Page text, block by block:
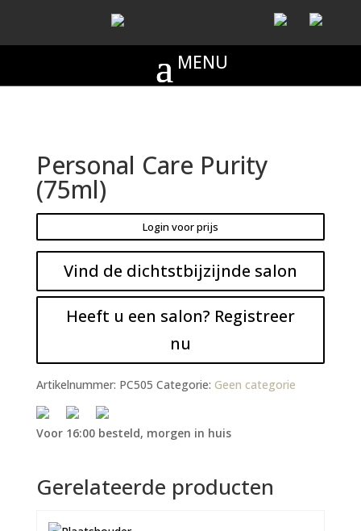
Personal Care Purity
(75ml)
Login voor prijs
Vind de dichtstbijzijnde salon
Heeft u een salon? Registreer
nu
Artikelnummer: PC505 Categorie: Geen categorie
Voor 16:00 besteld, morgen in huis
Gerelateerde producten